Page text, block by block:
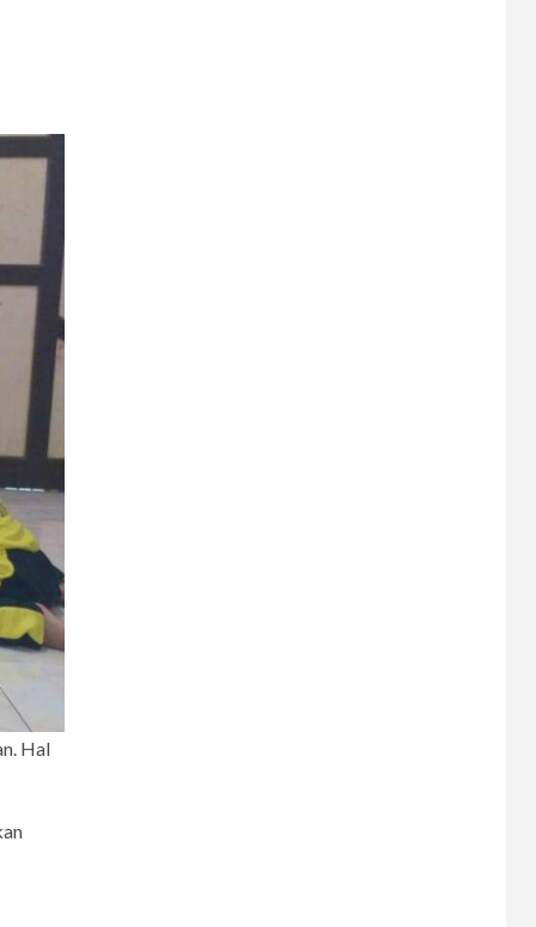
Hal